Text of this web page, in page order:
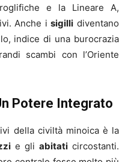
e la Lineare A,
Anche isigilli diventano
indice di una burocrazia
scambi con l’Oriente
Potere Integrato
della civiltà minoica è la
e gli abitati circostanti.